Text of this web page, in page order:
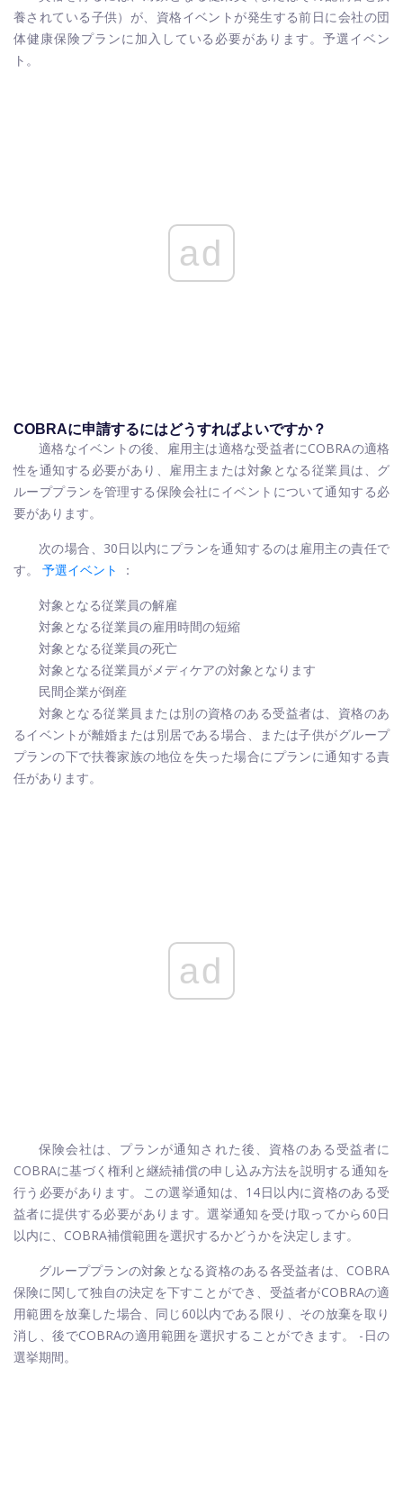
養されている子供）が、資格イベントが発生する前日に会社の団
体健康保険プランに加入している必要があります。予選イベン
ト。
ad
COBRAに申請するにはどうすればよいですか？
適格なイベントの後、雇用主は適格な受益者にCOBRAの適格
性を通知する必要があり、雇用主または対象となる従業員は、グ
ループプランを管理する保険会社にイベントについて通知する必
要があります。
次の場合、30日以内にプランを通知するのは雇用主の責任で
す。
予選イベント ：
対象となる従業員の解雇
対象となる従業員の雇用時間の短縮
対象となる従業員の死亡
対象となる従業員がメディケアの対象となります
民間企業が倒産
対象となる従業員または別の資格のある受益者は、資格のあ
るイベントが離婚または別居である場合、または子供がグループ
プランの下で扶養家族の地位を失った場合にプランに通知する責
任があります。
ad
保険会社は、プランが通知された後、資格のある受益者に
COBRAに基づく権利と継続補償の申し込み方法を説明する通知を
行う必要があります。この選挙通知は、14日以内に資格のある受
益者に提供する必要があります。選挙通知を受け取ってから60日
以内に、COBRA補償範囲を選択するかどうかを決定します。
グループプランの対象となる資格のある各受益者は、COBRA
保険に関して独自の決定を下すことができ、受益者がCOBRAの適
用範囲を放棄した場合、同じ60以内である限り、その放棄を取り
消し、後でCOBRAの適用範囲を選択することができます。 -日の
選挙期間。